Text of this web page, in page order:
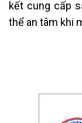
kết cung cấp
thể an tâm khi